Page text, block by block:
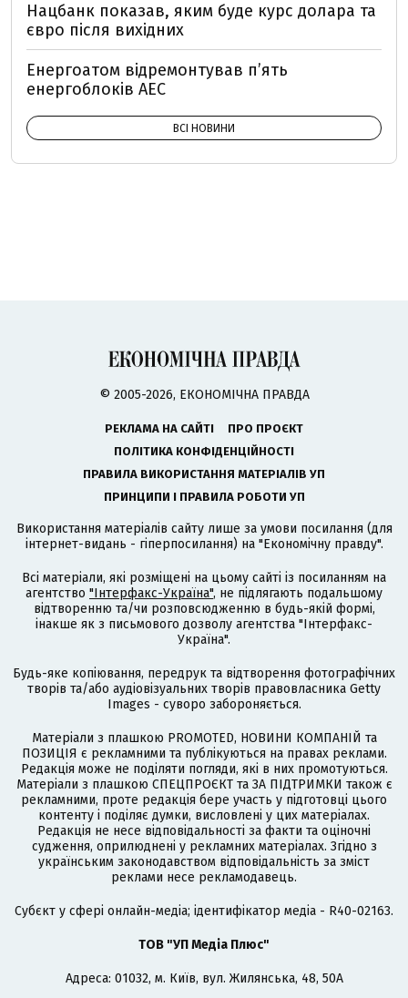
Нацбанк показав, яким буде курс долара та
євро після вихідних
Енергоатом відремонтував п’ять
енергоблоків АЕС
ВСІ НОВИНИ
© 2005-2026, ЕКОНОМІЧНА ПРАВДА
РЕКЛАМА НА САЙТІ
ПРО ПРОЄКТ
ПОЛІТИКА КОНФІДЕНЦІЙНОСТІ
ПРАВИЛА ВИКОРИСТАННЯ МАТЕРІАЛІВ УП
ПРИНЦИПИ І ПРАВИЛА РОБОТИ УП
Використання матеріалів сайту лише за умови посилання (для
інтернет-видань - гіперпосилання) на "Економічну правду".
Всі матеріали, які розміщені на цьому сайті із посиланням на
агентство "Інтерфакс-Україна", не підлягають подальшому
відтворенню та/чи розповсюдженню в будь-якій формі,
інакше як з письмового дозволу агентства "Інтерфакс-
Україна".
Будь-яке копіювання, передрук та відтворення фотографічних
творів та/або аудіовізуальних творів правовласника Getty
Images - суворо забороняється.
Матеріали з плашкою PROMOTED, НОВИНИ КОМПАНІЙ та
ПОЗИЦІЯ є рекламними та публікуються на правах реклами.
Редакція може не поділяти погляди, які в них промотуються.
Матеріали з плашкою СПЕЦПРОЄКТ та ЗА ПІДТРИМКИ також є
рекламними, проте редакція бере участь у підготовці цього
контенту і поділяє думки, висловлені у цих матеріалах.
Редакція не несе відповідальності за факти та оціночні
судження, оприлюднені у рекламних матеріалах. Згідно з
українським законодавством відповідальність за зміст
реклами несе рекламодавець.
Cубєкт у сфері онлайн-медіа; ідентифікатор медіа - R40-02163.
ТОВ "УП Медіа Плюс"
Адреса: 01032, м. Київ, вул. Жилянська, 48, 50А